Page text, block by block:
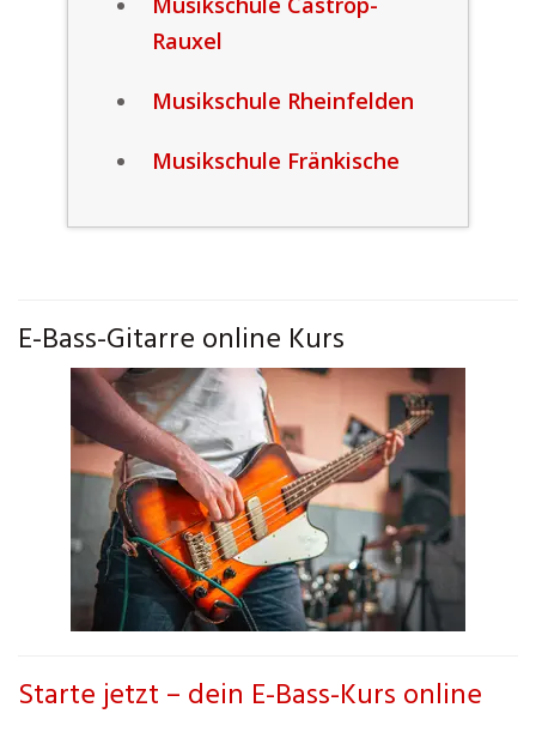
Rauxel
Musikschule Rheinfelden
Musikschule Fränkische
E-Bass-Gitarre online Kurs
Starte jetzt – dein E-Bass-Kurs online